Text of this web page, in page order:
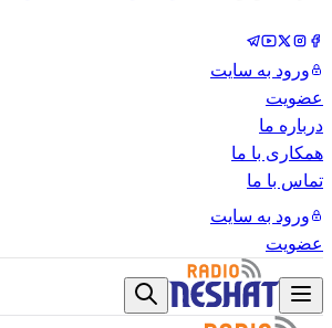
ورود به سایت
عضویت
درباره ما
همکاری با ما
تماس با ما
ورود به سایت
عضویت